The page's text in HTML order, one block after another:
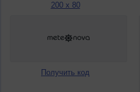
200 x 80
Получить код